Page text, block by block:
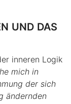
UND DAS
inneren Logik
mich in
der sich
ändernden